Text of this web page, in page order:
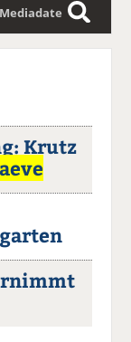
Mediadaten
S
u
Krutz